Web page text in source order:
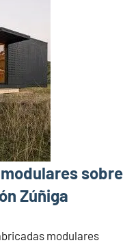
sobre
Zúñiga
modulares